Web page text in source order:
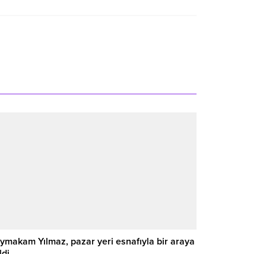
Yılmaz, pazar yeri esnafıyla bir araya